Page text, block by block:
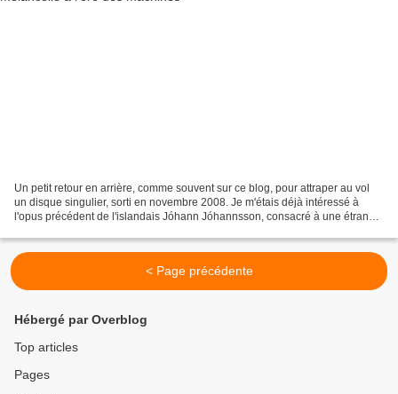
Un petit retour en arrière, comme souvent sur ce blog, pour attraper au vol
un disque singulier, sorti en novembre 2008. Je m'étais déjà intéressé à
l'opus précédent de l'islandais Jóhann Jóhannsson, consacré à une étrange
< Page précédente
Hébergé par Overblog
Top articles
Pages